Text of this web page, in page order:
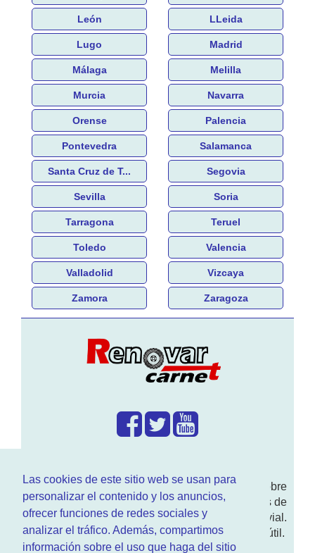
Las cookies de este sitio web se usan para
personalizar el contenido y los anuncios,
ofrecer funciones de redes sociales y
analizar el tráfico. Además, compartimos
información sobre el uso que haga del sitio
León LLeida
Lugo Madrid
Málaga Melilla
Murcia Navarra
Orense Palencia
Pontevedra Salamanca
Santa Cruz de T... Segovia
Sevilla Soria
Tarragona Teruel
Toledo Valencia
Valladolid Vizcaya
Zamora Zaragoza
Enwww.RenovarCarnet.comTe contamos sobre
larenovación del permisode conducir, noticias de
actualidad motor y sobre todo seguridad vial.
Ademas tenemos todo tipo de información DGT útil.